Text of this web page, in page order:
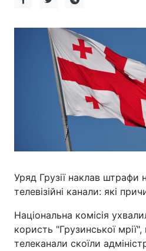
Уряд Грузії наклав штрафи
телевізійні канали: які
Національна комісія
користь "Грузинської
телеканали скоїли